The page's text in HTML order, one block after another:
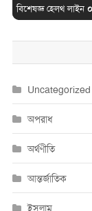
বিশেষজ্ঞ হেলথ লাইন
Uncategorized
অপরাধ
অর্থণীতি
আন্তর্জাতিক
ইসলাম